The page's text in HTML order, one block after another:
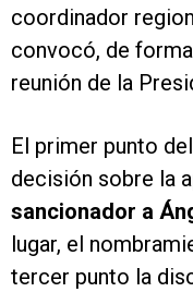
coordinador
convocó, de
reunión de la
El primer punto
decisión sobre la
sancionador a
lugar, el
tercer punto la